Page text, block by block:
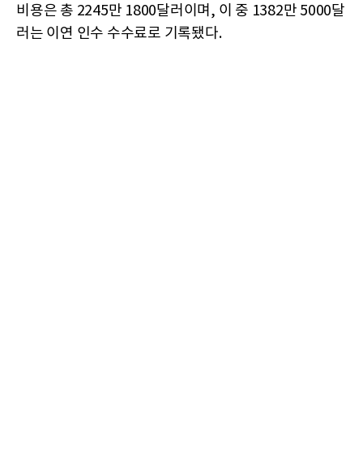
비용은 총 2245만 1800달러이며, 이 중 1382만 5000달
러는 이연 인수 수수료로 기록됐다.